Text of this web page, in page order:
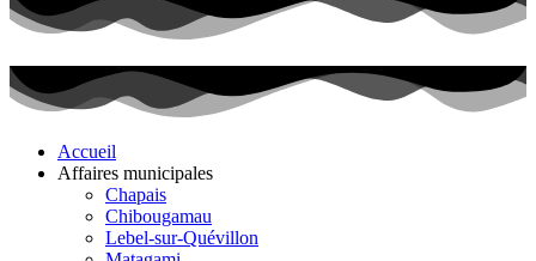
Accueil
Affaires municipales
Chapais
Chibougamau
Lebel-sur-Quévillon